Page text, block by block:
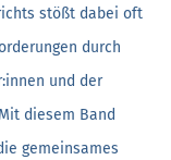
stößt dabei oft
durch
und der
diesem Band
gemeinsames